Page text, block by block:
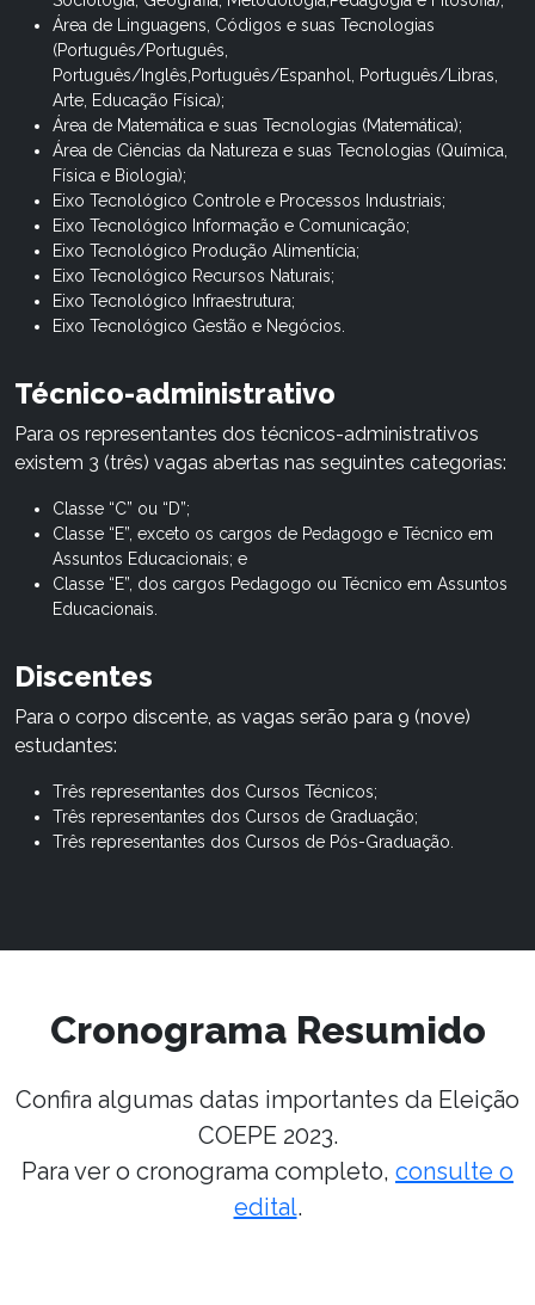
Área de Linguagens, Códigos e suas Tecnologias
(Português/Português,
Português/Inglês,Português/Espanhol, Português/Libras,
Arte, Educação Física);
Área de Matemática e suas Tecnologias (Matemática);
Área de Ciências da Natureza e suas Tecnologias (Química,
Física e Biologia);
Eixo Tecnológico Controle e Processos Industriais;
Eixo Tecnológico Informação e Comunicação;
Eixo Tecnológico Produção Alimentícia;
Eixo Tecnológico Recursos Naturais;
Eixo Tecnológico Infraestrutura;
Eixo Tecnológico Gestão e Negócios.
Técnico-administrativo
Para os representantes dos técnicos-administrativos
existem 3 (três) vagas abertas nas seguintes categorias:
Classe “C” ou “D”;
Classe “E”, exceto os cargos de Pedagogo e Técnico em
Assuntos Educacionais; e
Classe “E”, dos cargos Pedagogo ou Técnico em Assuntos
Educacionais.
Discentes
Para o corpo discente, as vagas serão para 9 (nove)
estudantes:
Três representantes dos Cursos Técnicos;
Três representantes dos Cursos de Graduação;
Três representantes dos Cursos de Pós-Graduação.
Cronograma Resumido
Confira algumas datas importantes da Eleição
COEPE 2023.
Para ver o cronograma completo, consulte o
edital.